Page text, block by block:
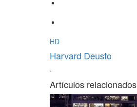
HD
Harvard Deusto
·
Artículos relacionados